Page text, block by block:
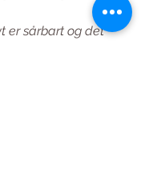
er sårbart og det